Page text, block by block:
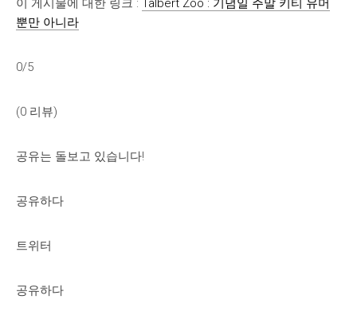
이 게시물에 대한 링크 : Talbert Zoo : 기념일 주말 키티 유머
뿐만 아니라
0/5
(0 리뷰)
공유는 돌보고 있습니다!
공유하다
트위터
공유하다